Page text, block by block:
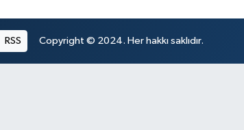
RSS Copyright © 2024. Her hakkı saklıdır.